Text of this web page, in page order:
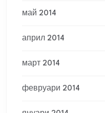
май 2014
април 2014
март 2014
февруари 2014